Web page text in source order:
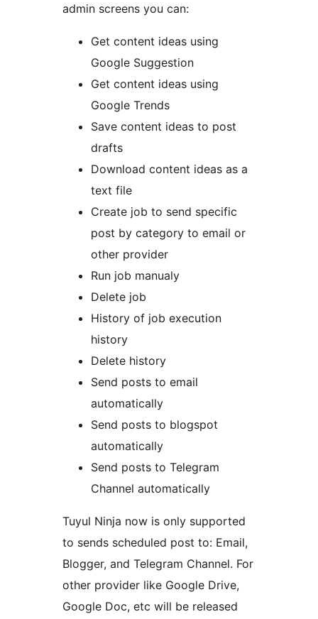
admin screens you can:
Get content ideas using
Google Suggestion
Get content ideas using
Google Trends
Save content ideas to post
drafts
Download content ideas as a
text file
Create job to send specific
post by category to email or
other provider
Run job manualy
Delete job
History of job execution
history
Delete history
Send posts to email
automatically
Send posts to blogspot
automatically
Send posts to Telegram
Channel automatically
Tuyul Ninja now is only supported
to sends scheduled post to: Email,
Blogger, and Telegram Channel. For
other provider like Google Drive,
Google Doc, etc will be released